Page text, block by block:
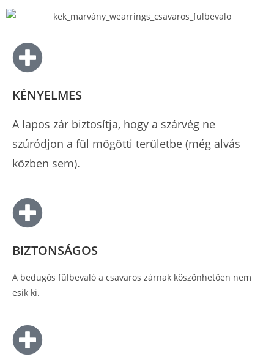
KÉNYELMES
A lapos zár biztosítja, hogy a szárvég ne
szúródjon a fül mögötti területbe (még alvás
közben sem).
BIZTONSÁGOS
A bedugós fülbevaló a csavaros zárnak köszönhetően nem
esik ki.